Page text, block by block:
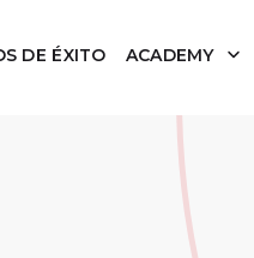
DE ÉXITO ACADEMY